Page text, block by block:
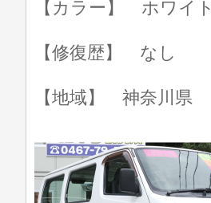
【カラー】 ホワイト
【修復歴】 なし
【地域】 神奈川県